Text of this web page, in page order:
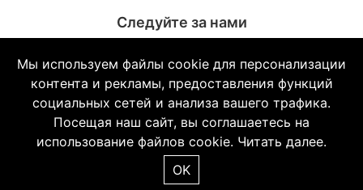
Следуйте за нами
© 2026 Topautodalas.lv Все права защищены.
Мы используем файлы cookie для персонализации
контента и рекламы, предоставления функций
социальных сетей и анализа вашего трафика.
Посещая наш сайт, вы соглашаетесь на
использование файлов cookie. Читать далее.
OK